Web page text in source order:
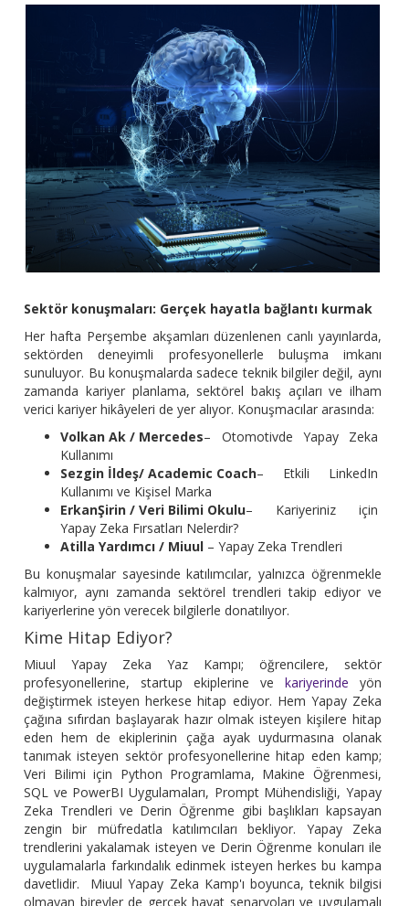
Sektör konuşmaları: Gerçek hayatla bağlantı kurmak
Her hafta Perşembe akşamları düzenlenen canlı yayınlarda,
sektörden deneyimli profesyonellerle buluşma imkanı
sunuluyor. Bu konuşmalarda sadece teknik bilgiler değil, aynı
zamanda kariyer planlama, sektörel bakış açıları ve ilham
verici kariyer hikâyeleri de yer alıyor. Konuşmacılar arasında:
Volkan Ak / Mercedes– Otomotivde Yapay Zeka
Kullanımı
Sezgin İldeş/ Academic Coach– Etkili LinkedIn
Kullanımı ve Kişisel Marka
ErkanŞirin / Veri Bilimi Okulu– Kariyeriniz için
Yapay Zeka Fırsatları Nelerdir?
Atilla Yardımcı / Miuul – Yapay Zeka Trendleri
Bu konuşmalar sayesinde katılımcılar, yalnızca öğrenmekle
kalmıyor, aynı zamanda sektörel trendleri takip ediyor ve
kariyerlerine yön verecek bilgilerle donatılıyor.
Kime Hitap Ediyor?
Miuul Yapay Zeka Yaz Kampı; öğrencilere, sektör
profesyonellerine, startup ekiplerine ve kariyerinde yön
değiştirmek isteyen herkese hitap ediyor. Hem Yapay Zeka
çağına sıfırdan başlayarak hazır olmak isteyen kişilere hitap
eden hem de ekiplerinin çağa ayak uydurmasına olanak
tanımak isteyen sektör profesyonellerine hitap eden kamp;
Veri Bilimi için Python Programlama, Makine Öğrenmesi,
SQL ve PowerBI Uygulamaları, Prompt Mühendisliği, Yapay
Zeka Trendleri ve Derin Öğrenme gibi başlıkları kapsayan
zengin bir müfredatla katılımcıları bekliyor. Yapay Zeka
trendlerini yakalamak isteyen ve Derin Öğrenme konuları ile
uygulamalarla farkındalık edinmek isteyen herkes bu kampa
davetlidir. Miuul Yapay Zeka Kamp'ı boyunca, teknik bilgisi
olmayan bireyler de gerçek hayat senaryoları ve uygulamalı